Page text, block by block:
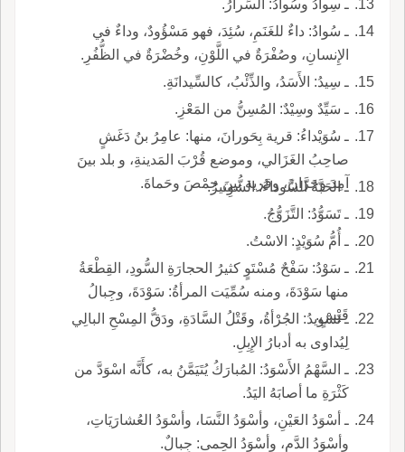
ـ سِوادُ وسُوادُ: السِّرارُ.
ـ سُوادُ: داءٌ للغَنَمِ، سُئِدَ، فهو مَسْؤُودٌ، وداءٌ في
الإِنسانِ، وصُفْرَةٌ في اللَّوْنِ، وخُضْرَةٌ في الظُّفُرِ.
ـ سِيدُ: الأَسَدُ، والذِّئْبُ، كالسِّيدانَةِ.
ـ سَيِّدٌ وسِيْدٌ: المُسِنُّ من المَعْزِ.
ـ سُوَيْداءُ: قرية بِحَورانَ، منها: عامِرُ بنُ دَغَشٍ
صاحِبُ الغَزَالي، وموضع قُرْبَ المَدينةِ، و بلد بينَ
آمِدَ وحَرَّانَ، وقرية بينَ حِمْصَ وحَماةَ.
ـ الحَبَّةُ السَّوداءُ: الشُّوِنيزُ.
ـ تَسَوُّدُ: التَّزَوُّجُ.
ـ أُمُّ سُوَيْدٍ: الاسْتُ.
ـ سَوْدُ: سَفْحٌ مُسْتَوٍ كثيرُ الحجارَةِ السُّودِ، القِطْعَةُ
منها سَوْدَةَ، ومنه سُمِّيَت المرأةُ: سَوْدَةَ، وجِبالُ
قَيْسٍ.
ـ تَسْويدُ: الجُرْأةُ، وقَتْلُ السَّادَةِ، ودَقُّ المِسْحِ البالِي
لِيُداوى به أدبارُ الإِبِلِ.
ـ السَّهْمُ الأَسْوَدُ: المُبارَكُ يُتَيَمَّنُ به، كأَنَّه اسْوَدَّ من
كَثْرَةِ ما أصابَهُ اليَدُ.
ـ أسْوَدُ العَيْنِ، وأسْوَدُ النَّسَا، وأسْوَدُ العُشارَيَاتِ،
وأسْوَدُ الدَّمِ، وأسْوَدُ الحِمى: جِبالٌ.